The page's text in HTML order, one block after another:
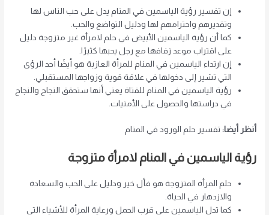
إن تفسير رؤية الياسمين في المنام يدل على حب الناس لها
وتقديرهم واحترامهم لها ودليل التواضع والحب.
كما أن رؤية الياسمين الأبيض في حلم لامرأة غير متزوجة دليل
على اقتراب موعد زفافها مع رجل يحبها كثيرًا.
إن ارتداء الياسمين في المنام للمرأة العازبة هو أيضًا أحد الرؤى
التي تشير إلى دخولها في علاقة قوية وزواجها المستقبلي.
رؤية الياسمين في المنام للفتاة يعني أنها ستحقق النجاح والنجاح
في دراستها والحصول على الأمنيات.
أنظر أيضا: تفسير حلم الورود في المنام
رؤية الياسمين في المنام لامرأة متزوجة
حلم المرأة المتزوجة هو فأل خير ودليل على الحب والسعادة
والازدهار في الحياة.
كما تدل الياسمين على قرب الحمل ورعاية المرأة للأشياء التي